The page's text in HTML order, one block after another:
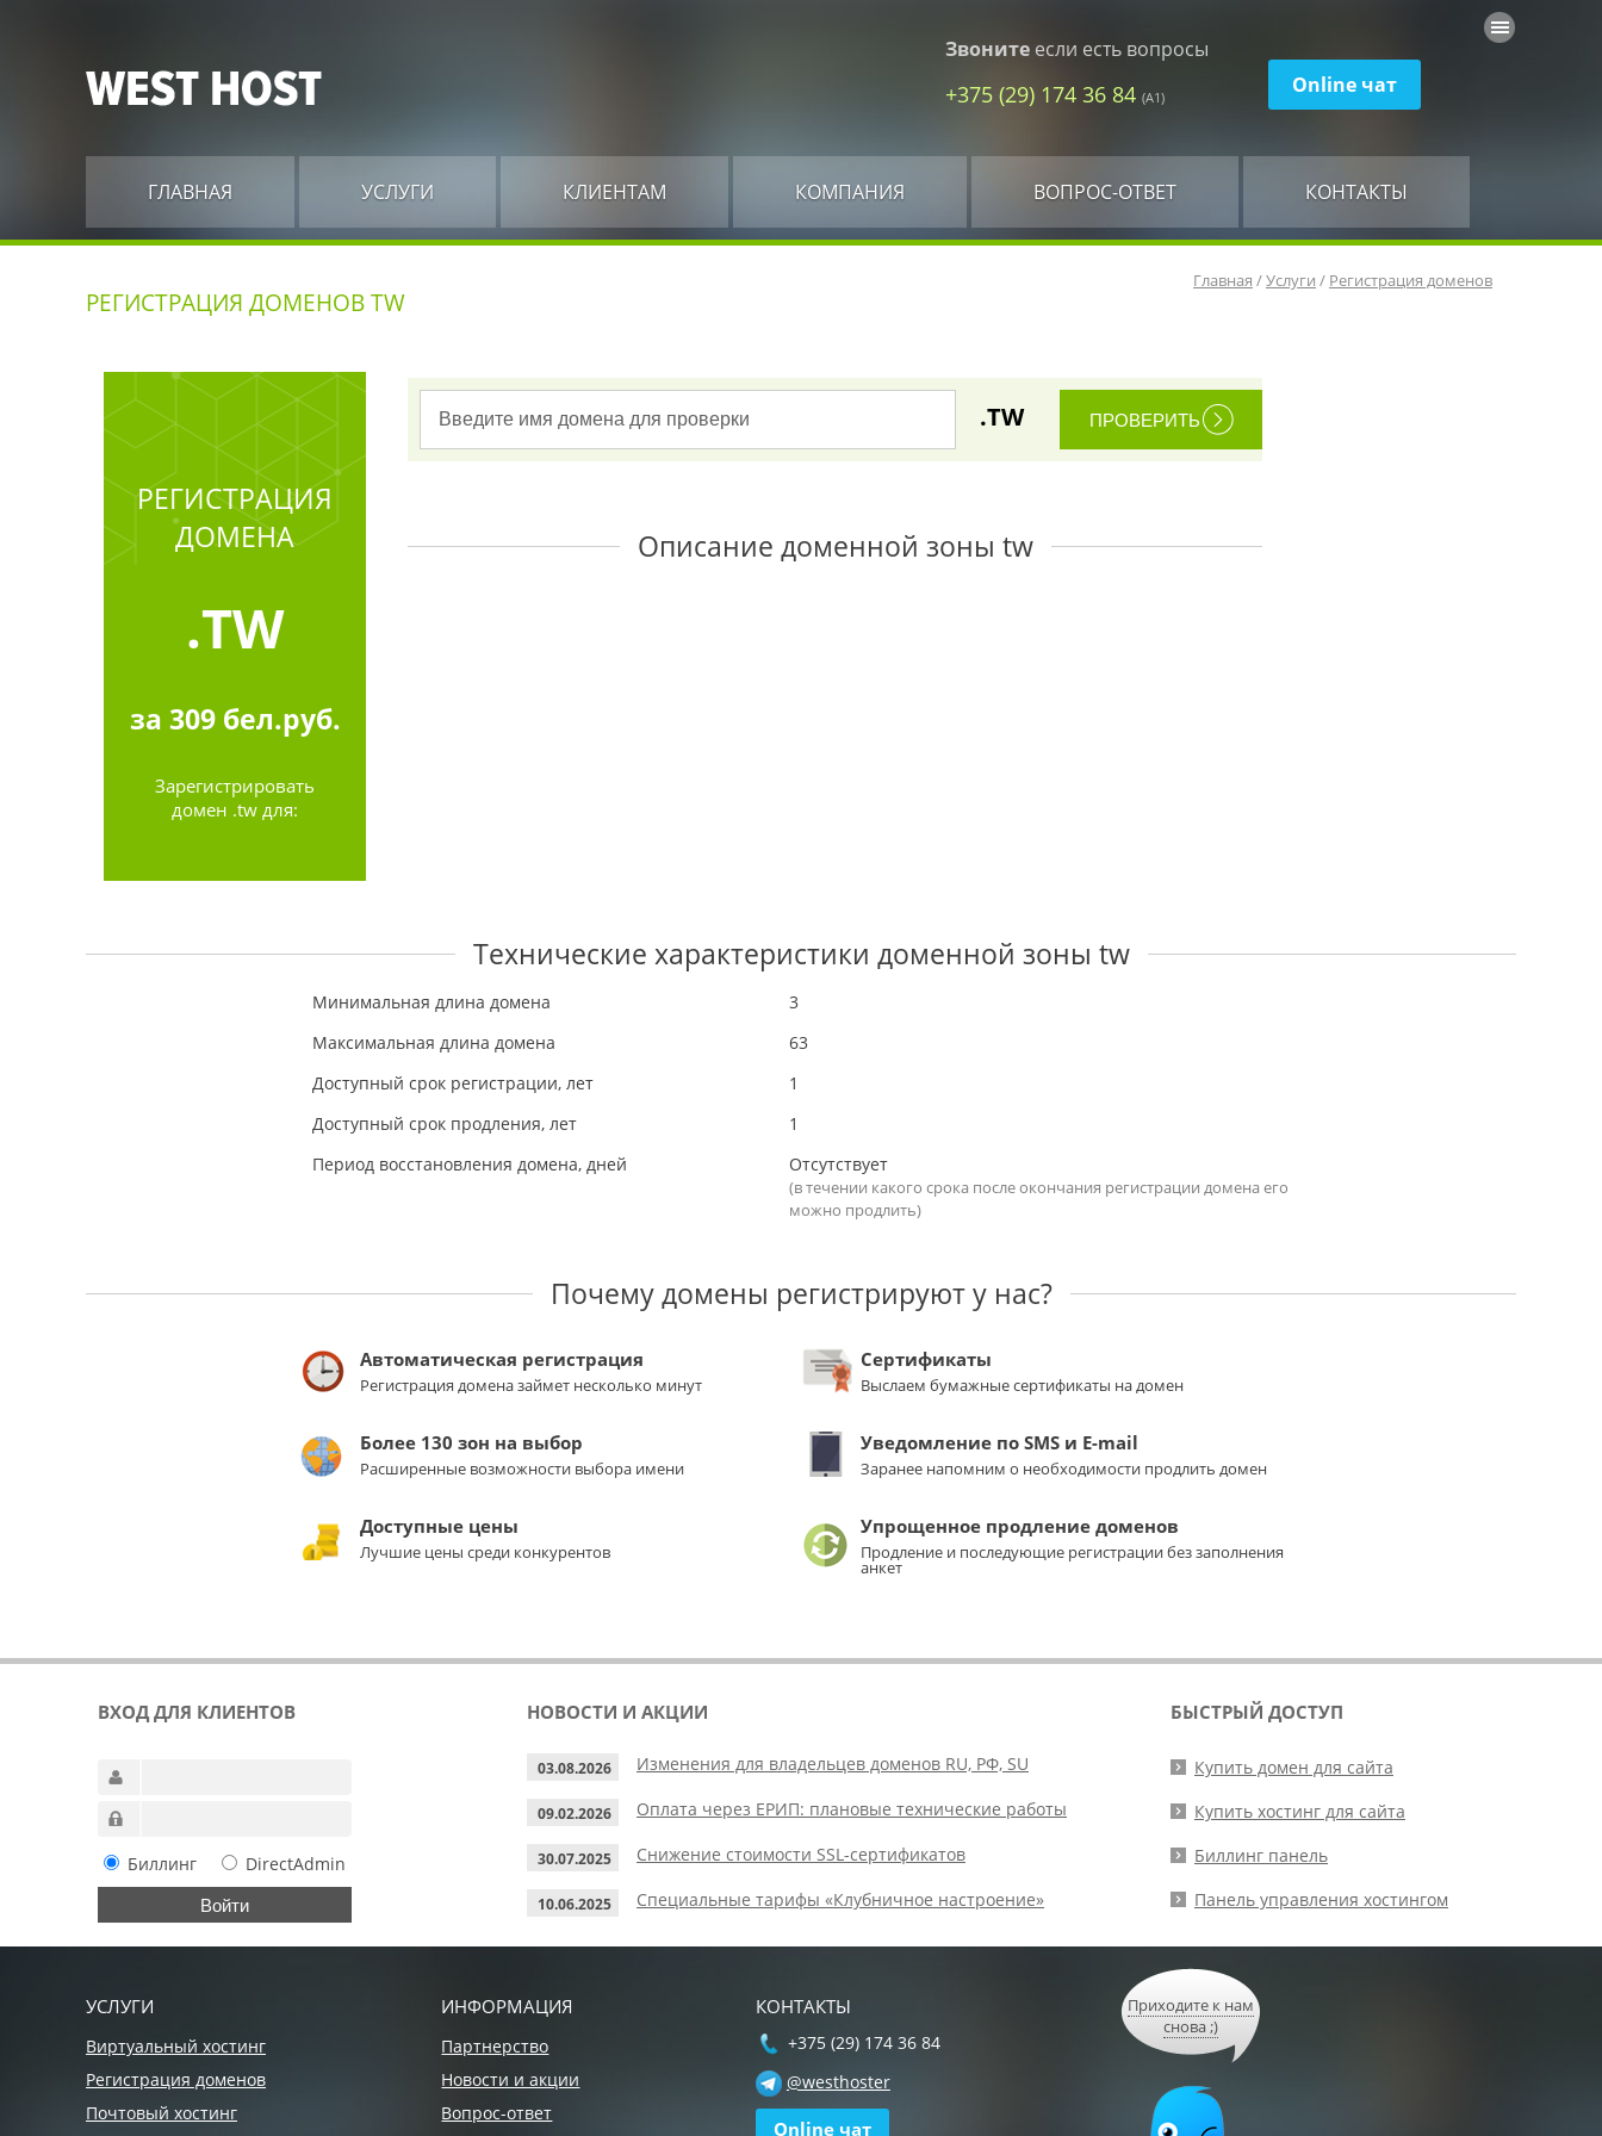
Звоните если есть вопросы
+375 (29) 174 36 84 (А1) Online чат
ГЛАВНАЯ УСЛУГИ КЛИЕНТАМ КОМПАНИЯ ВОПРОС-ОТВЕТ КОНТАКТЫ
Главная /Услуги / Регистрация доменов
РЕГИСТРАЦИЯ ДОМЕНОВ TW
РЕГИСТРАЦИЯ
ДОМЕНА
.TW
за 309бел.руб.
Зарегистрировать
домен .tw для:
.TW
Описание доменной зоны tw
Технические характеристики доменной зоны tw
Минимальная длина домена
3
Максимальная длина домена
63
Доступный срок регистрации, лет
1
Доступный срок продления, лет
1
Период восстановления домена, дней
Отсутствует
(в течении какого срока после окончания регистрации домена его
можно продлить)
Почему домены регистрируют у нас?
Автоматическая регистрация
Регистрация домена займет несколько минут
Сертификаты
Выслаем бумажные сертификаты на домен
Более 130 зон на выбор
Расширенные возможности выбора имени
Уведомление по SMS и E-mail
Заранее напомним о необходимости продлить домен
Доступные цены
Лучшие цены среди конкурентов
Упрощенное продление доменов
Продление и последующие регистрации без заполнения
анкет
ВХОД ДЛЯ КЛИЕНТОВ
Биллинг DirectAdmin
НОВОСТИ И АКЦИИ
03.08.2026 Изменения для владельцев доменов RU, РФ, SU
09.02.2026 Оплата через ЕРИП: плановые технические работы
30.07.2025 Снижение стоимости SSL-сертификатов
10.06.2025 Специальные тарифы «Клубничное настроение»
БЫСТРЫЙ ДОСТУП
Купить домен для сайта
Купить хостинг для сайта
Биллинг панель
Панель управления хостингом
УСЛУГИ
Виртуальный хостинг
Регистрация доменов
Почтовый хостинг
ИНФОРМАЦИЯ
Партнерство
Новости и акции
Вопрос-ответ
КОНТАКТЫ
+375 (29) 174 36 84
@westhoster
Online чат
Приходите к нам
снова ;)